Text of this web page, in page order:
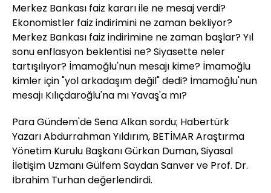
Merkez Bankası faiz kararı ile ne mesaj verdi?
Ekonomistler faiz indirimini ne zaman bekliyor?
Merkez Bankası faiz indirimine ne zaman başlar? Yıl
sonu enflasyon beklentisi ne? Siyasette neler
tartışılıyor? İmamoğlu'nun mesajı kime? İmamoğlu
kimler için "yol arkadaşım değil" dedi? İmamoğlu'nun
mesajı Kılıçdaroğlu'na mı Yavaş'a mı?
Para Gündem'de Sena Alkan sordu; Habertürk
Yazarı Abdurrahman Yıldırım, BETİMAR Araştırma
Yönetim Kurulu Başkanı Gürkan Duman, Siyasal
İletişim Uzmanı Gülfem Saydan Sanver ve Prof. Dr.
İbrahim Turhan değerlendirdi.